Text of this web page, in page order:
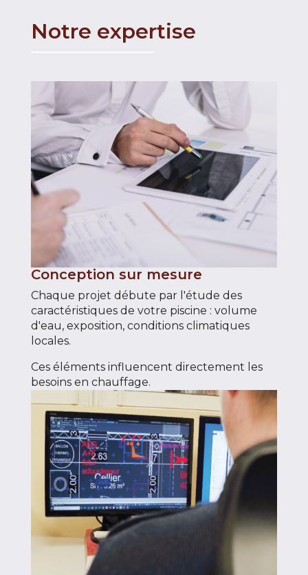
Notre expertise
Conception sur mesure
Chaque projet débute par l'étude des
caractéristiques de votre piscine : volume
d'eau, exposition, conditions climatiques
locales.
Ces éléments influencent directement les
besoins en chauffage.